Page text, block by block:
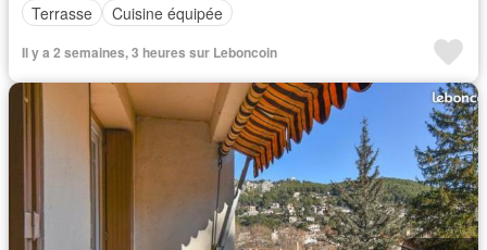
Terrasse
Cuisine équipée
Il y a 2 semaines, 3 heures sur Leboncoin